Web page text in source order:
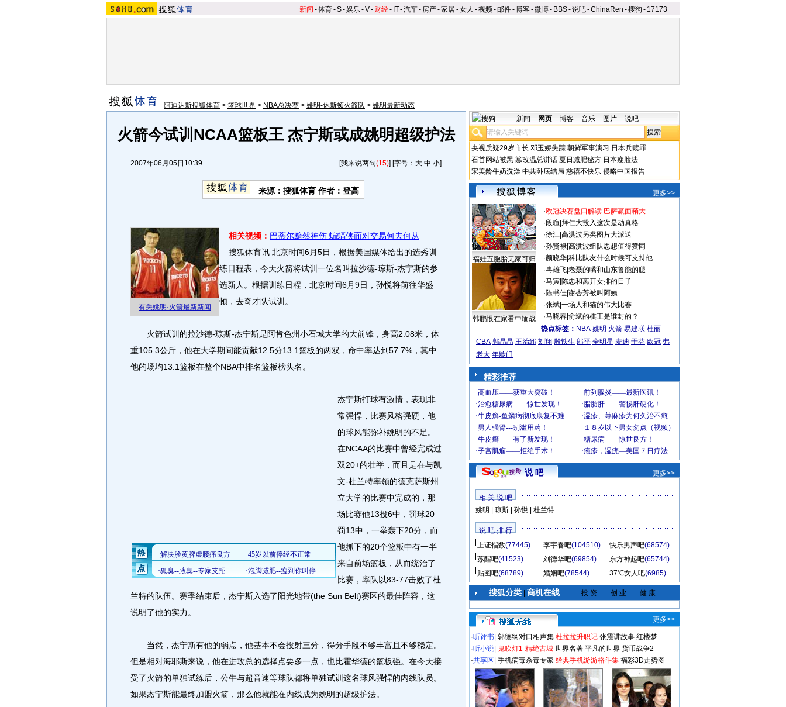
新闻 -体育-S-娱乐-V- 财经- IT-汽车- 房产-家居-女人 -视频-邮件-博客-微博- BBS-说吧-ChinaRen -搜狗 - 17173
阿迪达斯搜狐体育 > 篮球世界 > NBA总决赛 > 姚明-休斯顿火箭队 > 姚明最新动态
火箭今试训NCAA篮板王 杰宁斯或成姚明超级护法
2007年06月05日10:39 [我来说两句(15)] [字号： 大 中 小]
来源：搜狐体育 作者：登高
有关姚明·火箭最新新闻
相关视频： 巴蒂尔黯然神伤 蝙蝠侠面对交易何去何从
搜狐体育讯 北京时间6月5日，根据美国媒体给出的选秀训
练日程表，今天火箭将试训一位名叫拉沙德-琼斯-杰宁斯的参
选新人。根据训练日程，北京时间6月9日，孙悦将前往华盛
顿，去奇才队试训。
火箭试训的拉沙德-琼斯-杰宁斯是阿肯色州小石城大学的大前锋，身高2.08米，体
重105.3公斤，他在大学期间能贡献12.5分13.1篮板的两双，命中率达到57.7%，其中
他的场均13.1篮板在整个NBA中排名篮板榜头名。
杰宁斯打球有激情，表现非
常强悍，比赛风格强硬，他
的球风能弥补姚明的不足。
在NCAA的比赛中曾经完成过
双20+的壮举，而且是在与凯
文-杜兰特率领的德克萨斯州
立大学的比赛中完成的，那
场比赛他13投6中，罚球20
罚13中，一举轰下20分，而
他抓下的20个篮板中有一半
来自前场篮板，从而统治了
比赛，率队以83-77击败了杜
兰特的队伍。赛季结束后，杰宁斯入选了阳光地带(the Sun Belt)赛区的最佳阵容，这
说明了他的实力。
当然，杰宁斯有他的弱点，他基本不会投射三分，得分手段不够丰富且不够稳定。
但是相对海耶斯来说，他在进攻总的选择点要多一点，也比霍华德的篮板强。在今天接
受了火箭的单独试练后，公牛与超音速等球队都将单独试训这名球风强悍的内线队员。
如果杰宁斯能最终加盟火箭，那么他就能在内线成为姚明的超级护法。
新闻 网页 博客 音乐 图片 说吧
央视质疑29岁市长 邓玉娇失踪 朝鲜军事演习 日本兵赎罪
石首网站被黑 篡改温总讲话 夏日减肥秘方 日本瘦脸法
宋美龄牛奶洗澡 中共卧底结局 慈禧不快乐 侵略中国报告
更多>>
福娃五胞胎无家可归
韩鹏恨在家看中缅战
·欧冠决赛盘口解读 巴萨赢面稍大
·段暄 拜仁大投入这次是动真格
·徐江| 高洪波另类图片大派送
·孙贤禄| 高洪波组队思想值得赞同
·颜晓华| 科比队友什么时候可支持他
·冉雄飞| 老聂的嘴和山东鲁能的腿
·马寅| 陈忠和离开女排的日子
·陈书佳| 谢杏芳被叫阿姨
·张斌| 一场人和猫的伟大比赛
·马晓春| 俞斌的棋王是谁封的？
热点标签： NBA 姚明 火箭 易建联 杜丽
CBA 郭晶晶 王治郅 刘翔 殷铁生 郎平 全明星 麦迪 于芬 欧冠 弗
老大 年龄门
精彩推荐
说 吧 更多>>
相 关 说 吧
姚明
琼斯| 孙悦| 杜兰特
说 吧 排 行
上证指数(77445) 李宇春吧(104510) 快乐男声吧(68574)
苏醒吧(41523) 刘德华吧(69854) 东方神起吧(65744)
贴图吧(68789) 婚姻吧(78544) 37℃女人吧(6985)
搜狐分类| 商机在线 投 资 创 业 健 康
更多>>
·听评书 郭德纲对口相声集 杜拉拉升职记 张震讲故事 红楼梦
·听小说 鬼吹灯1-精绝古城 世界名著 平凡的世界 货币战争2
·共享区 手机病毒杀毒专家 经典手机游游格斗集 福彩3D走势图